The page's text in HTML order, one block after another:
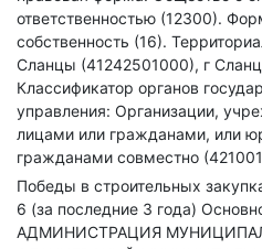
ответственностью (12300).
собственность (16).
Сланцы (41242501000), г
Классификатор органов
управления: Организации,
лицами или гражданами, или
гражданами совместно
Победы в строительных
6 (за последние 3 года)
АДМИНИСТРАЦИЯ